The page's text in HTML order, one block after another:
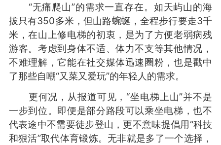
“无痛爬山”的需求一直存在。如天屿山的海
拔只有350多米，但山路蜿蜒，全程步行要走3千
米，在山上修电梯的初衷，是为了方便老弱病残
游客。考虑到身体不适、体力不支等其他情况，
不难理解，它能在社交媒体迅速圈粉，也是戳中
了那些自嘲“又菜又爱玩”的年轻人的需求。
更何况，从报道可见，“坐电梯上山”并不是
一步到位。即便是部分路段可以乘坐电梯，也不
代表途中不需要徒步登山，更不意味提倡用“科技
和狠活”取代体育锻炼。无非就是多了一个选择，